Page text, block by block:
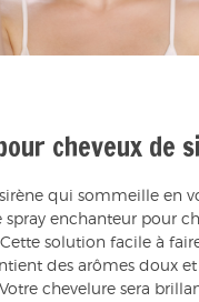
cheveux de
qui sommeille en
spray enchanteur pour
solution facile à
des arômes doux et
chevelure sera